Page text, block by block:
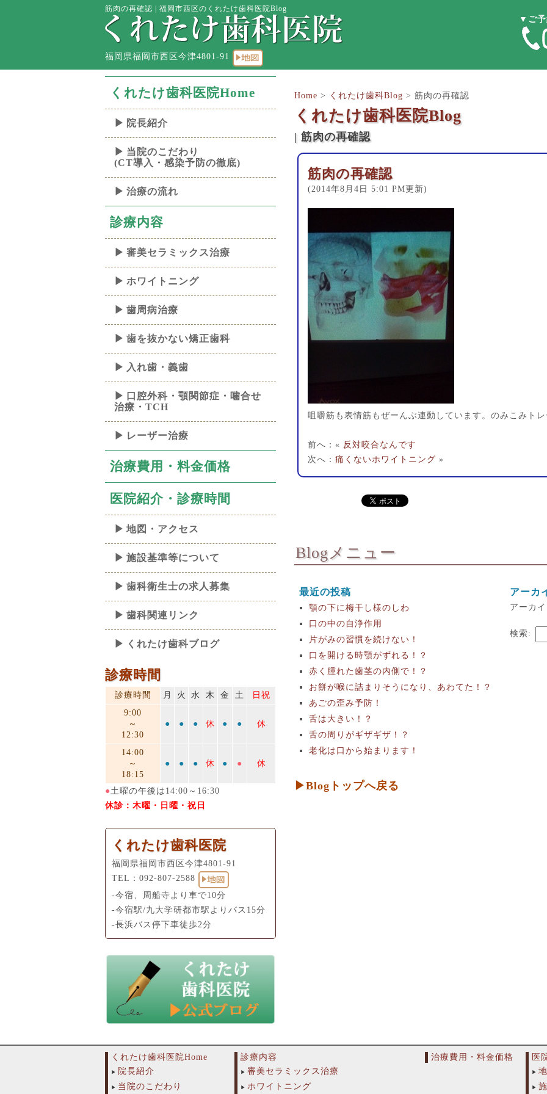
筋肉の再確認 | 福岡市西区のくれたけ歯科医院Blog
福岡県福岡市西区今津4801-91
▼ご予
くれたけ歯科医院Home
院長紹介
当院のこだわり
(CT導入・感染予防の徹底)
治療の流れ
診療内容
審美セラミックス治療
ホワイトニング
歯周病治療
歯を抜かない矯正歯科
入れ歯・義歯
口腔外科・顎関節症・噛合せ
治療・TCH
レーザー治療
治療費用・料金価格
医院紹介・診療時間
地図・アクセス
施設基準等について
歯科衛生士の求人募集
歯科関連リンク
くれたけ歯科ブログ
Home > くれたけ歯科Blog > 筋肉の再確認
くれたけ歯科医院Blog
| 筋肉の再確認
筋肉の再確認
(2014年8月4日 5:01 PM更新)
咀嚼筋も表情筋もぜーんぶ連動しています。のみこみト
前へ：« 反対咬合なんです
次へ： 痛くないホワイトニング »
Blogメニュー
最近の投稿
顎の下に梅干し様のしわ
口の中の自浄作用
片がみの習慣を続けない！
口を開ける時顎がずれる！？
赤く腫れた歯茎の内側で！？
お餅が喉に詰まりそうになり、あわてた！？
あごの歪み予防！
舌は大きい！？
舌の周りがギザギザ！？
老化は口から始まります！
アーカ
アーカ
検索:
▶Blogトップへ戻る
診療時間
診療時間 月 火 水 木 金 土
日祝
9:00
～
12:30
● ● ● 休 ● ● 休
14:00
～
18:15
● ● ● 休 ● ● 休
●土曜の午後は14:00～16:30
休診：木曜・日曜・祝日
くれたけ歯科医院
福岡県福岡市西区今津4801-91
TEL： 092-807-2588
-今宿、周船寺より車で10分
-今宿駅/九大学研都市駅よりバス15分
-長浜バス停下車徒歩2分
くれたけ歯科医院Home
院長紹介
当院のこだわり
診療内容
審美セラミックス治療
ホワイトニング
治療費用・料金価格
医